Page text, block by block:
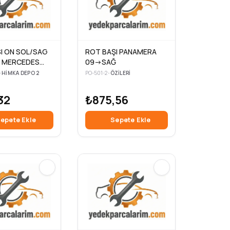
ON SOL/SAG
103.942-
•HIMKA DEPO 2
Ekle
ROT BAŞI PANAMERA
09->SAĞ
PO-501-2• ÖZILERI
₺875,56
Sepete Ekle